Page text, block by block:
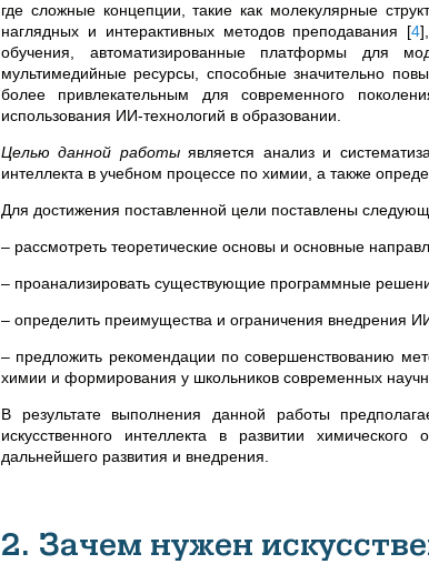
где сложные концепции, такие как молекулярные
наглядных и интерактивных методов преподавания [4]
обучения, автоматизированные платформы для
мультимедийные ресурсы, способные значительно
более привлекательным для современного
использования ИИ-технологий в образовании.
Целью данной работыявляется анализ и
интеллекта в учебном процессе по химии, а также
Для достижения поставленной цели поставлены
– рассмотреть теоретические основы и основные
– проанализировать существующие программные
– определить преимущества и ограничения внедрения
– предложить рекомендации по совершенствованию
химии и формирования у школьников современных
В результате выполнения данной работы
искусственного интеллекта в развитии
дальнейшего развития и внедрения.
2. Зачем нужен